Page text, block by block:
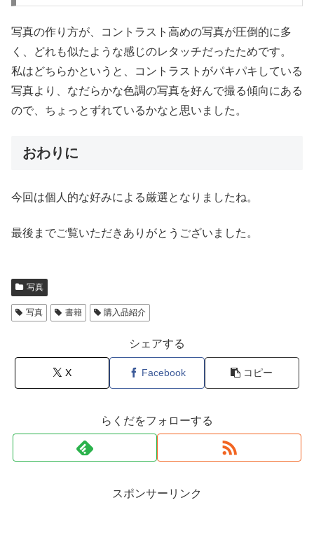
写真の作り方が、コントラスト高めの写真が圧倒的に多
く、どれも似たような感じのレタッチだったためです。
私はどちらかというと、コントラストがパキパキしている
写真より、なだらかな色調の写真を好んで撮る傾向にある
ので、ちょっとずれているかなと思いました。
おわりに
今回は個人的な好みによる厳選となりましたね。
最後までご覧いただきありがとうございました。
写真
写真 書籍 購入品紹介
シェアする
X Facebook コピー
らくだをフォローする
スポンサーリンク